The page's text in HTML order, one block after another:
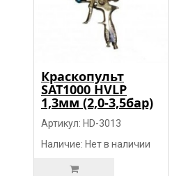
Краскопульт
SAT1000 HVLP
1,3мм (2,0-3,5бар)
Артикул: HD-3013
Наличие: Нет в наличии